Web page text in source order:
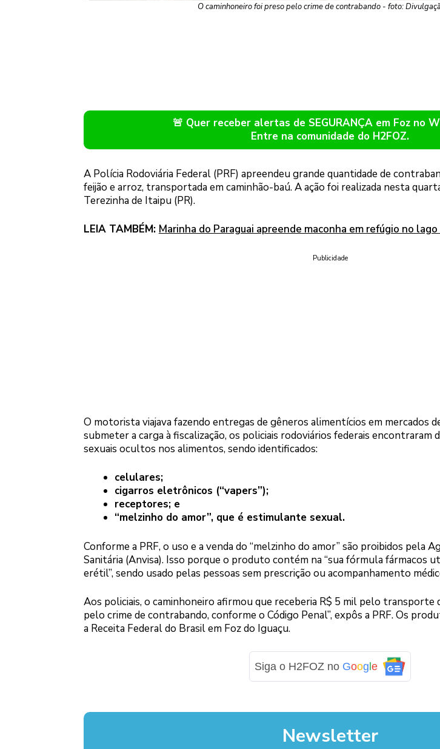
O caminhoneiro foi preso pelo crime de contrabando - foto:
🚨 Quer receber alertas de SEGURANÇA em Foz no
Entre na comunidade do H2FOZ.
A Polícia Rodoviária Federal (PRF) apreendeu grande quantidade de
feijão e arroz, transportada em caminhão-baú. A ação foi realizada nesta
Terezinha de Itaipu (PR).
LEIA TAMBÉM: Marinha do Paraguai apreende maconha em refúgio no
Publicidade
O motorista viajava fazendo entregas de gêneros alimentícios em mercados
submeter a carga à fiscalização, os policiais rodoviários federais
sexuais ocultos nos alimentos, sendo identificados:
celulares;
cigarros eletrônicos (“vapers”);
receptores; e
“melzinho do amor”, que é estimulante sexual.
Conforme a PRF, o uso e a venda do “melzinho do amor” são proibidos pela
Sanitária (Anvisa). Isso porque o produto contém na “sua fórmula fármacos
erétil”, sendo usado pelas pessoas sem prescrição ou acompanhamento
Aos policiais, o caminhoneiro afirmou que receberia R$ 5 mil pelo transporte
pelo crime de contrabando, conforme o Código Penal”, expôs a PRF. Os
a Receita Federal do Brasil em Foz do Iguaçu.
Siga o H2FOZ no Google
Newsletter